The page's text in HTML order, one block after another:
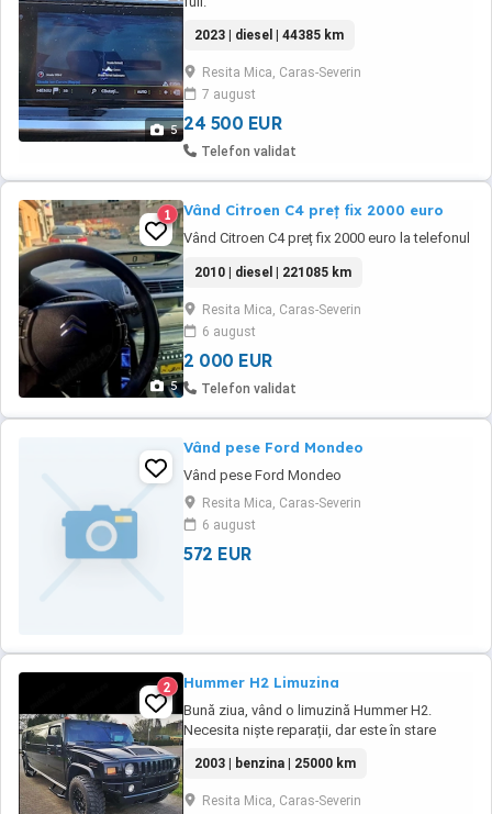
5
2023 | diesel | 44385 km
Resita Mica, Caras-Severin
7 august
24 500 EUR
Telefon validat
5
1 Vând Citroen C4 preț fix 2000 euro
Vând Citroen C4 preț fix 2000 euro la telefonul
2010 | diesel | 221085 km
Resita Mica, Caras-Severin
6 august
2 000 EUR
Telefon validat
Vând pese Ford Mondeo
Vând pese Ford Mondeo
Resita Mica, Caras-Severin
6 august
572 EUR
2 Hummer H2 Limuzina
Bună ziua, vând o limuzină Hummer H2.
Necesita niște reparații, dar este în stare
închirieri sau muncă ca șofer. Accept orice fel
de schimb. Nu ezitați să mă contactați.
2003 | benzina | 25000 km
Resita Mica, Caras-Severin